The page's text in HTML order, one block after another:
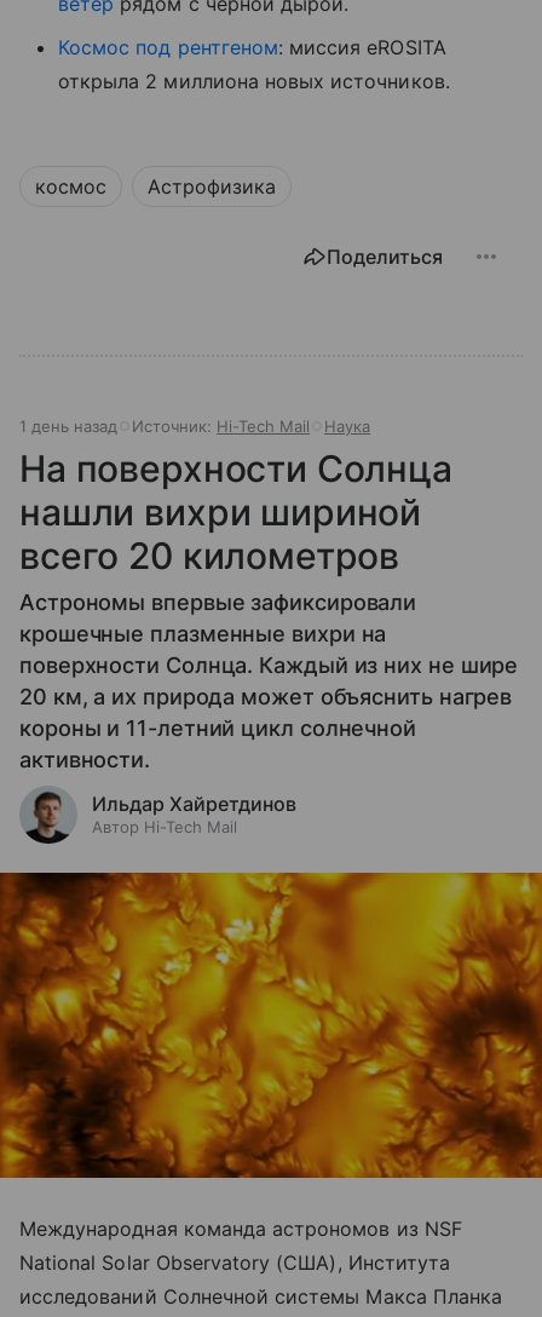
Космос под рентгеном: миссия eROSITA
открыла 2 миллиона новых источников.
космос Астрофизика
Поделиться
1 день назад Источник: Hi-Tech Mail Наука
На поверхности Солнца
нашли вихри шириной
всего 20 километров
Астрономы впервые зафиксировали
крошечные плазменные вихри на
поверхности Солнца. Каждый из них не шире
20 км, а их природа может объяснить нагрев
короны и 11-летний цикл солнечной
активности.
Ильдар Хайретдинов
Автор Hi-Tech Mail
Международная команда астрономов из NSF
National Solar Observatory (США), Института
исследований Солнечной системы Макса Планка